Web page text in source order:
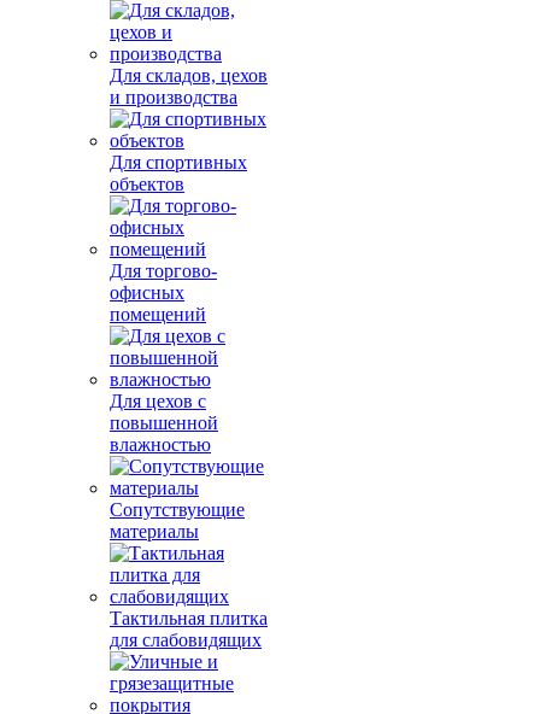
Для складов, цехов
и производства
Для спортивных
объектов
Для торгово-
офисных
помещений
Для цехов с
повышенной
влажностью
Сопутствующие
материалы
Тактильная плитка
для слабовидящих